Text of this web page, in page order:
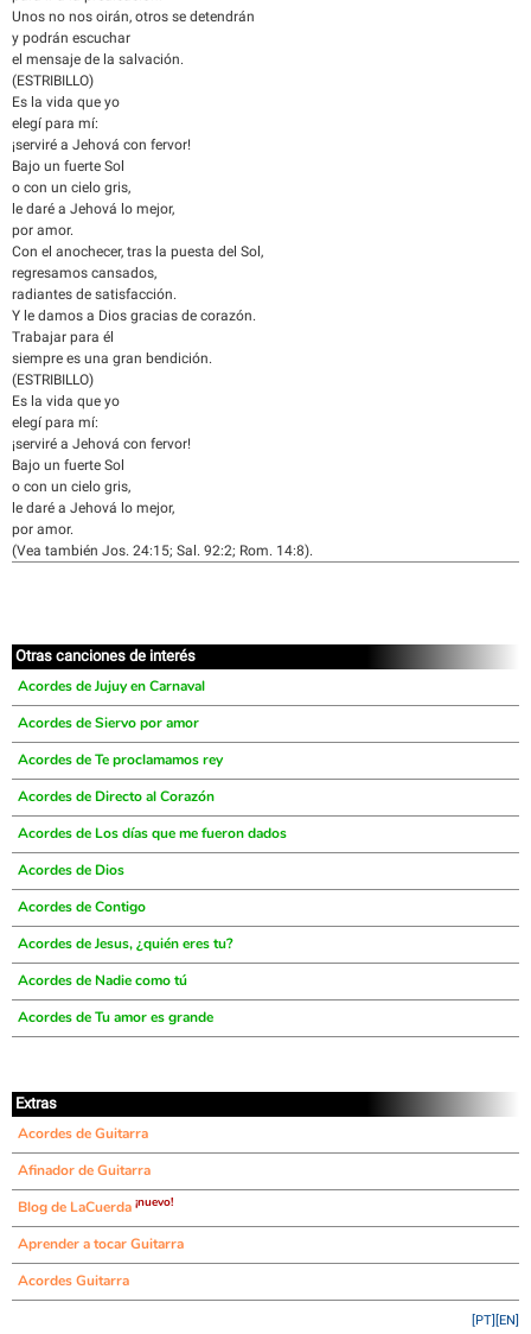
Unos no nos oirán, otros se detendrán
y podrán escuchar
el mensaje de la salvación.
(ESTRIBILLO)
Es la vida que yo
elegí para mí:
¡serviré a Jehová con fervor!
Bajo un fuerte Sol
o con un cielo gris,
le daré a Jehová lo mejor,
por amor.
Con el anochecer, tras la puesta del Sol,
regresamos cansados,
radiantes de satisfacción.
Y le damos a Dios gracias de corazón.
Trabajar para él
siempre es una gran bendición.
(ESTRIBILLO)
Es la vida que yo
elegí para mí:
¡serviré a Jehová con fervor!
Bajo un fuerte Sol
o con un cielo gris,
le daré a Jehová lo mejor,
por amor.
(Vea también Jos. 24:15; Sal. 92:2; Rom. 14:8).
Otras canciones de interés
Acordes de Jujuy en Carnaval
Acordes de Siervo por amor
Acordes de Te proclamamos rey
Acordes de Directo al Corazón
Acordes de Los días que me fueron dados
Acordes de Dios
Acordes de Contigo
Acordes de Jesus, ¿quién eres tu?
Acordes de Nadie como tú
Acordes de Tu amor es grande
Extras
Acordes de Guitarra
Afinador de Guitarra
Blog de LaCuerda ¡nuevo!
Aprender a tocar Guitarra
Acordes Guitarra
[EN]
[PT]